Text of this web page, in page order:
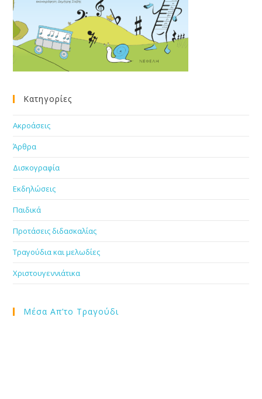
Κατηγορίες
Ακροάσεις
Άρθρα
Δισκογραφία
Εκδηλώσεις
Παιδικά
Προτάσεις διδασκαλίας
Τραγούδια και μελωδίες
Χριστουγεννιάτικα
Μέσα Απ’το Τραγούδι